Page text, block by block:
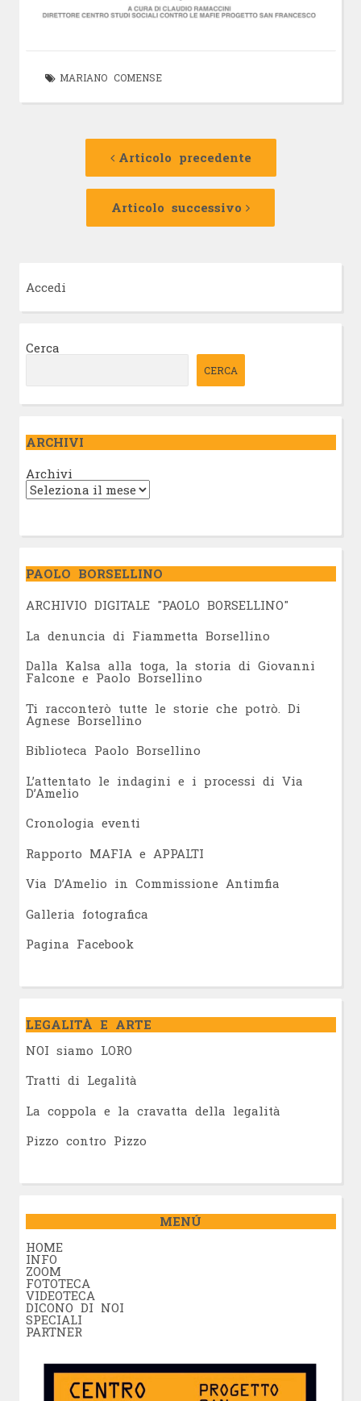
MARIANO COMENSE
Navigazione
Articolo precedente
Articolo
Articolo successivo
Articolo
Accedi
Cerca
CERCA
ARCHIVI
Archivi
PAOLO BORSELLINO
ARCHIVIO DIGITALE "PAOLO BORSELLINO"
La denuncia di Fiammetta Borsellino
Dalla Kalsa alla toga, la storia di Giovanni
Falcone e Paolo Borsellino
Ti racconterò tutte le storie che potrò. Di
Agnese Borsellino
Biblioteca Paolo Borsellino
L’attentato le indagini e i processi di Via
D’Amelio
Cronologia eventi
Rapporto MAFIA e APPALTI
Via D’Amelio in Commissione Antimfia
Galleria fotografica
Pagina Facebook
LEGALITÀ E ARTE
NOI siamo LORO
Tratti di Legalità
La coppola e la cravatta della legalità
Pizzo contro Pizzo
MENÚ
HOME
INFO
ZOOM
FOTOTECA
VIDEOTECA
DICONO DI NOI
SPECIALI
PARTNER